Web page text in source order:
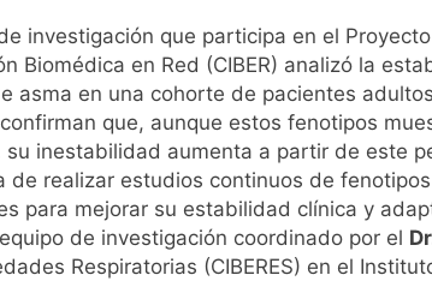
Aprobado el proyecto de ley
libre
2 Semanas Atrás
El Gobierno aprueba el
para el SNS
2 Semanas Atrás
La fiebre del running llega al
2 Semanas Atrás
Sanidad publica el primer
2 Semanas Atrás
investigación que participa en el
Biomédica en Red (CIBER) analizó la
asma en una cohorte de pacientes
que, aunque estos fenotipos
su inestabilidad aumenta a partir de este
de realizar estudios continuos de
para mejorar su estabilidad clínica y
de investigación coordinado por el
Respiratorias (CIBERES) en el